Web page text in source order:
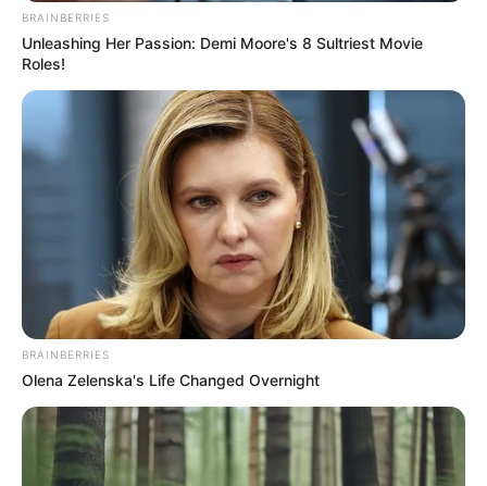
BRAINBERRIES
Unleashing Her Passion: Demi Moore's 8 Sultriest Movie
Roles!
BRAINBERRIES
Olena Zelenska's Life Changed Overnight